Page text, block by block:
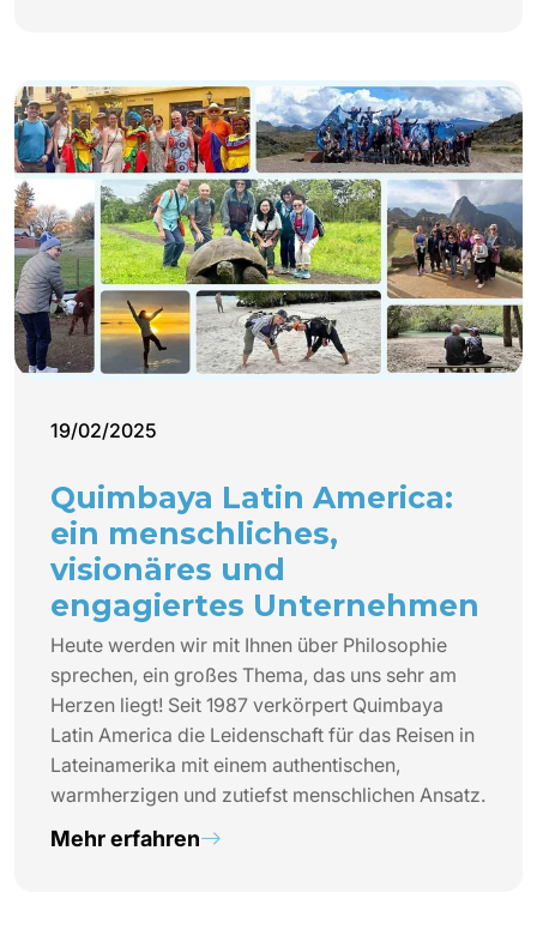
19/02/2025
Quimbaya Latin America:
ein menschliches,
visionäres und
engagiertes Unternehmen
Heute werden wir mit Ihnen über Philosophie
sprechen, ein großes Thema, das uns sehr am
Herzen liegt! Seit 1987 verkörpert Quimbaya
Latin America die Leidenschaft für das Reisen in
Lateinamerika mit einem authentischen,
warmherzigen und zutiefst menschlichen Ansatz.
Mehr erfahren